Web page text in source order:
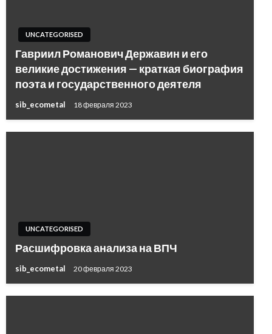
UNCATEGORISED
Гавриил Романович Державин и его
великие достижения — краткая биография
поэта и государственного деятеля
sib_ecometal 18 февраля 2023
UNCATEGORISED
Расшифровка анализа на ВПЧ
sib_ecometal 20 февраля 2023